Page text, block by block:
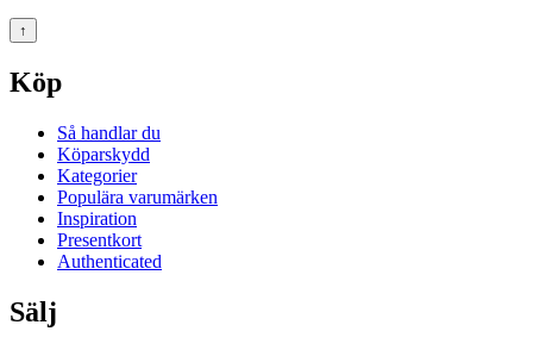
↑
Köp
Så handlar du
Köparskydd
Kategorier
Populära varumärken
Inspiration
Presentkort
Authenticated
Sälj